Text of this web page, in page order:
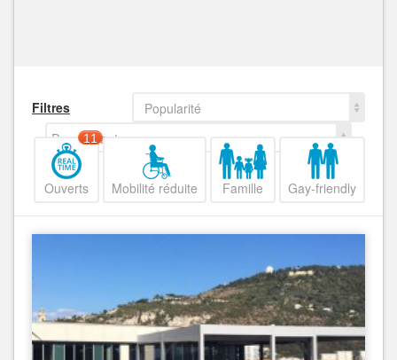
Filtres
Popularité
Decroissant
Ouverts
11
Mobilité réduite Famille Gay-friendly